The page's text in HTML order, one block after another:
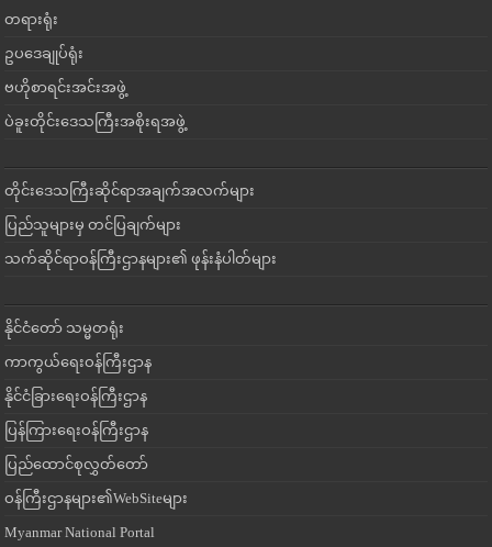
တရားရုံး
ဥပဒေချုပ်ရုံး
ဗဟိုစာရင်းအင်းအဖွဲ့
ပဲခူးတိုင်းဒေသကြီးအစိုးရအဖွဲ့
တိုင်းဒေသကြီးဆိုင်ရာအချက်အလက်များ
ပြည်သူများမှ တင်ပြချက်များ
သက်ဆိုင်ရာဝန်ကြီးဌာနများ၏ ဖုန်းနံပါတ်များ
နိုင်ငံတော် သမ္မတရုံး
ကာကွယ်ရေးဝန်ကြီးဌာန
နိုင်ငံခြားရေးဝန်ကြီးဌာန
ပြန်ကြားရေးဝန်ကြီးဌာန
ပြည်ထောင်စုလွှတ်တော်
ဝန်ကြီးဌာနများ၏WebSiteများ
Myanmar National Portal